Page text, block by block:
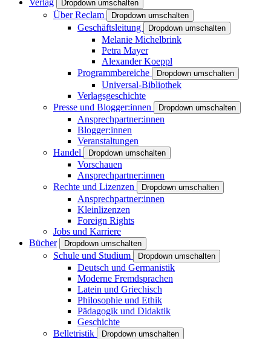
Dropdown umschalten
Über Reclam Dropdown umschalten
Geschäftsleitung Dropdown umschalten
Melanie Michelbrink
Petra Mayer
Alexander Koeppl
Programmbereiche
Dropdown umschalten
Universal-Bibliothek
Verlagsgeschichte
Presse und Blogger:innen
Dropdown umschalten
Ansprechpartner:innen
Blogger:innen
Veranstaltungen
Handel
Dropdown umschalten
Vorschauen
Ansprechpartner:innen
Rechte und Lizenzen
Dropdown umschalten
Ansprechpartner:innen
Kleinlizenzen
Foreign Rights
Jobs und Karriere
Bücher
Dropdown umschalten
Schule und Studium Dropdown umschalten
Deutsch und Germanistik
Moderne Fremdsprachen
Latein und Griechisch
Philosophie und Ethik
Pädagogik und Didaktik
Geschichte
Belletristik
Dropdown umschalten